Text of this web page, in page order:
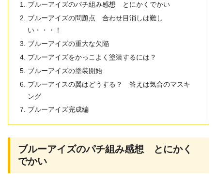
ブルーアイズのパチ組み感想 とにかくでかい
ブルーアイズの問題点 合わせ目消しは難し
い・・・！
ブルーアイズの重大な欠陥
ブルーアイズをかっこよく塗装するには？
ブルーアイズの塗装開始
ブルーアイスの翼はどうする？ 答えは気合のマスキ
ング
ブルーアイズ完成編
ブルーアイズのパチ組み感想 とにかく
でかい